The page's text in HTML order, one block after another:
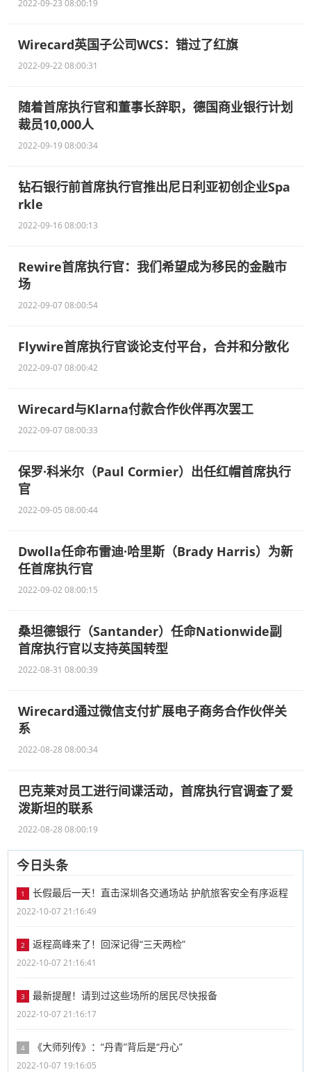
2022-09-23 08:00:19
Wirecard英国子公司WCS：错过了红旗
2022-09-22 08:00:31
随着首席执行官和董事长辞职，德国商业银行计划
裁员10,000人
2022-09-19 08:00:34
钻石银行前首席执行官推出尼日利亚初创企业Spa
rkle
2022-09-16 08:00:13
Rewire首席执行官：我们希望成为移民的金融市
场
2022-09-07 08:00:54
Flywire首席执行官谈论支付平台，合并和分散化
2022-09-07 08:00:42
Wirecard与Klarna付款合作伙伴再次罢工
2022-09-07 08:00:33
保罗·科米尔（Paul Cormier）出任红帽首席执行
官
2022-09-05 08:00:44
Dwolla任命布雷迪·哈里斯（Brady Harris）为新
任首席执行官
2022-09-02 08:00:15
桑坦德银行（Santander）任命Nationwide副
首席执行官以支持英国转型
2022-08-31 08:00:39
Wirecard通过微信支付扩展电子商务合作伙伴关
系
2022-08-28 08:00:34
巴克莱对员工进行间谍活动，首席执行官调查了爱
泼斯坦的联系
2022-08-28 08:00:19
今日头条
1 长假最后一天！直击深圳各交通场站 护航旅客安全有序返程
2022-10-07 21:16:49
2 返程高峰来了！回深记得“三天两检”
2022-10-07 21:16:41
3 最新提醒！请到过这些场所的居民尽快报备
2022-10-07 21:16:17
4 《大师列传》：“丹青”背后是“丹心”
2022-10-07 19:16:05